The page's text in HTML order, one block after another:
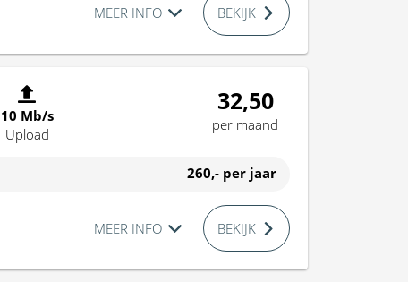
MEER INFO BEKIJK
10 Mb/s
Upload
32,50
per maand
260,- per jaar
MEER INFO BEKIJK